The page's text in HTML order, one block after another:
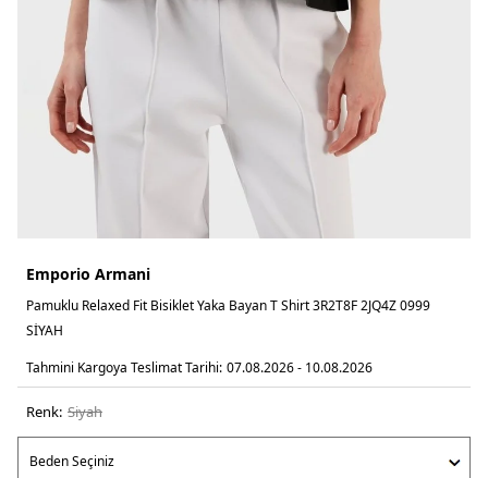
Emporio Armani
Pamuklu Relaxed Fit Bisiklet Yaka Bayan T Shirt 3R2T8F 2JQ4Z 0999
SİYAH
Tahmini Kargoya Teslimat Tarihi: 07.08.2026 - 10.08.2026
Renk: si̇yah